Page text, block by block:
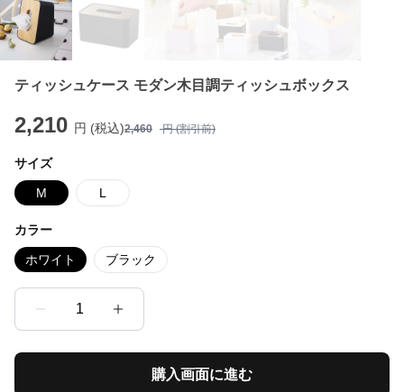
ティッシュケース モダン木目調ティッシュボックス
2,210 円 (税込)2,460 円 (割引前)
サイズ
M L
カラー
ホワイト ブラック
1
購入画面に進む